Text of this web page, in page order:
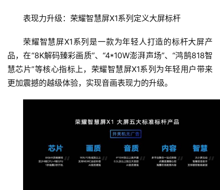
表现力升级：荣耀智慧屏X1系列定义大屏标杆
荣耀智慧屏X1系列是一款为年轻人打造的标杆大屏产
品，在“8K解码臻彩画质”、“4*10W澎湃声场”、“鸿鹄818智
慧芯片”等核心指标上，荣耀智慧屏X1系列为年轻用户带来
更加震撼的越级体验，实现音画表现力的升级。